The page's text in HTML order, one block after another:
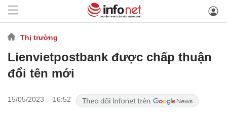
Thị trường
Lienvietpostbank được chấp thuận
đổi tên mới
15/05/2023 - 16:52